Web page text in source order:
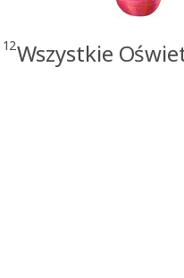
12Wszystkie